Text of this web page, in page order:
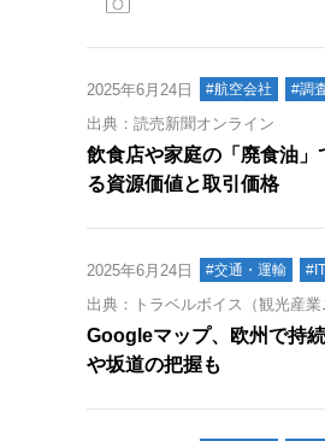
2025年6月24日 #航空会社 #調
出典：読売新聞オンライン
飲食店や家庭の「廃食油
る資源価値と取引価格
2025年6月24日 #交通・運輸
出典：トラベルボイス（観光産業
Googleマップ、欧州で持
や坂道の把握も